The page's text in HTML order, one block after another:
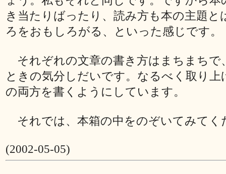
き当たりばったり、読み方も本の主題と
ろをおもしろがる、といった感じです。
それぞれの文章の書き方はまちまちで
ときの気分しだいです。なるべく取り上
の両方を書くようにしています。
それでは、本箱の中をのぞいてみてく
(2002-05-05)